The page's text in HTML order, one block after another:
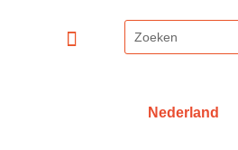
Nederland